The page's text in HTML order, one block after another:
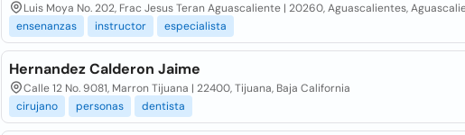
Luis Moya No. 202, Frac Jesus Teran Aguascaliente | 20260, Aguascalientes,
ensenanzas
instructor especialista
Hernandez Calderon Jaime
Calle 12 No. 9081, Marron Tijuana | 22400, Tijuana, Baja California
cirujano
personas dentista